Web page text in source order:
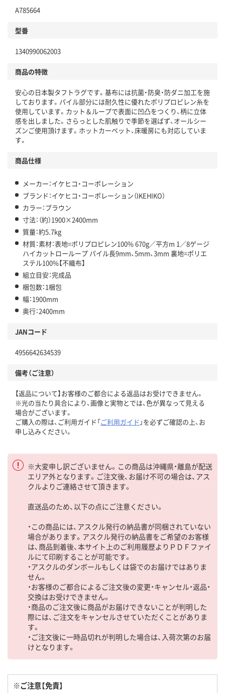
A785664
型番
1340990062003
商品の特徴
安心の日本製タフトラグです。基布には抗菌・防臭・防ダニ加工を施
しております。パイル部分には耐久性に優れたポリプロピレン糸を
使用しています。カット＆ループで表面に凹凸をつくり、柄に立体
感を出しました。さらっとした肌触りで季節を選ばず、オールシー
ズンご使用頂けます。ホットカーペット、床暖房にも対応していま
す。
商品仕様
メーカー：イケヒコ・コーポレーション
ブランド：イケヒコ・コーポレーション（IKEHIKO）
カラー：ブラウン
寸法：（約）1900×2400mm
質量：約5.7kg
材質：素材：表地=ポリプロピレン100% 670g／平方m 1／8ゲージ
ハイカットローループ パイル長9mm、5mm、3mm 裏地=ポリエ
ステル100%【不織布】
組立目安：完成品
梱包数：1梱包
幅：1900mm
奥行：2400mm
JANコード
4956642634539
備考（ご注意）
【返品について】お客様のご都合による返品はお受けできません。
※光の当たり具合により、画像と実物とでは、色が異なって見える
場合がございます。
ご購入の際は、ご利用ガイド「ご利用ガイド 」を必ずご確認の上、お
申し込みください。
※大変申し訳ございません。この商品は沖縄県・離島が配送
エリア外となります。ご注文後、お届け不可の場合は、アス
クルよりご連絡させて頂きます。
直送品のため、以下の点にご注意ください。
・この商品には、アスクル発行の納品書が同梱されていない
場合があります。アスクル発行の納品書をご希望のお客様
は、商品到着後、本サイト上のご利用履歴よりＰＤＦファイ
ルにて印刷することが可能です。
・アスクルのダンボールもしくは袋でのお届けではありま
せん。
・お客様のご都合によるご注文後の変更・キャンセル・返品・
交換はお受けできません。
・商品のご注文後に商品がお届けできないことが判明した
際には、ご注文をキャンセルさせていただくことがありま
す。
・ご注文後に一時品切れが判明した場合は、入荷次第のお届
けとなります。
※ご注意【免責】